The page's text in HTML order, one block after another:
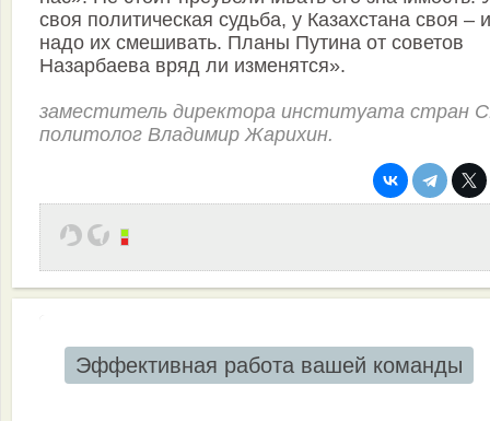
своя политическая судьба, у Казахстана своя –
надо их смешивать. Планы Путина от советов
Назарбаева вряд ли изменятся».
заместитель директора институата стран
политолог Владимир Жарихин.
Эффективная работа вашей команды